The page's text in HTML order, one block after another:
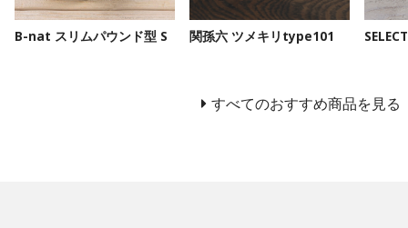
B-nat スリムパウンド型 S 関孫六 ツメキリtype101
すべてのおすすめ商品を見る